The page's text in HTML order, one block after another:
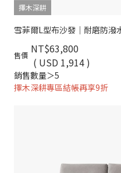
擇木深耕
售價 NT$63,800
( USD 1,914 )
銷售數量＞5
擇木深耕專區結帳再享9折